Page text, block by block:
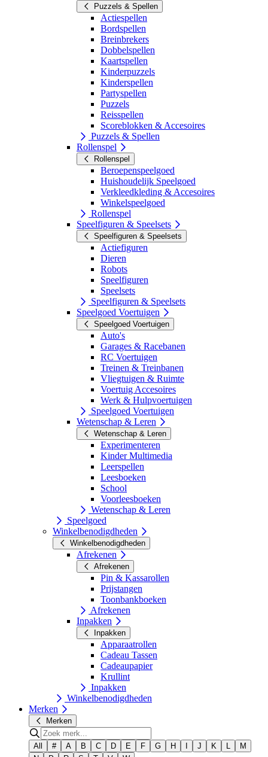
Puzzels & Spellen
Actiespellen
Bordspellen
Breinbrekers
Dobbelspellen
Kaartspellen
Kinderpuzzels
Kinderspellen
Partyspellen
Puzzels
Reisspellen
Scoreblokken & Accesoires
Puzzels & Spellen
Rollenspel
Rollenspel
Beroepenspeelgoed
Huishoudelijk Speelgoed
Verkleedkleding & Accesoires
Winkelspeelgoed
Rollenspel
Speelfiguren & Speelsets
Speelfiguren & Speelsets
Actiefiguren
Dieren
Robots
Speelfiguren
Speelsets
Speelfiguren & Speelsets
Speelgoed Voertuigen
Speelgoed Voertuigen
Auto's
Garages & Racebanen
RC Voertuigen
Treinen & Treinbanen
Vliegtuigen & Ruimte
Voertuig Accesoires
Werk & Hulpvoertuigen
Speelgoed Voertuigen
Wetenschap & Leren
Wetenschap & Leren
Experimenteren
Kinder Multimedia
Leerspellen
Leesboeken
School
Voorleesboeken
Wetenschap & Leren
Speelgoed
Winkelbenodigdheden
Winkelbenodigdheden
Afrekenen
Afrekenen
Pin & Kassarollen
Prijstangen
Toonbankboeken
Afrekenen
Inpakken
Inpakken
Apparaatrollen
Cadeau Tassen
Cadeaupapier
Krullint
Inpakken
Winkelbenodigdheden
Merken
Merken
All # A B C D E F G H J K L
M